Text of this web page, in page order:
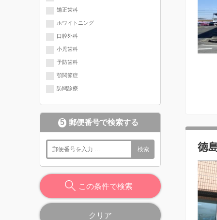
矯正歯科
ホワイトニング
口腔外科
小児歯科
予防歯科
顎関節症
訪問診療
5 郵便番号で検索する
検索
この条件で検索
クリア
徳